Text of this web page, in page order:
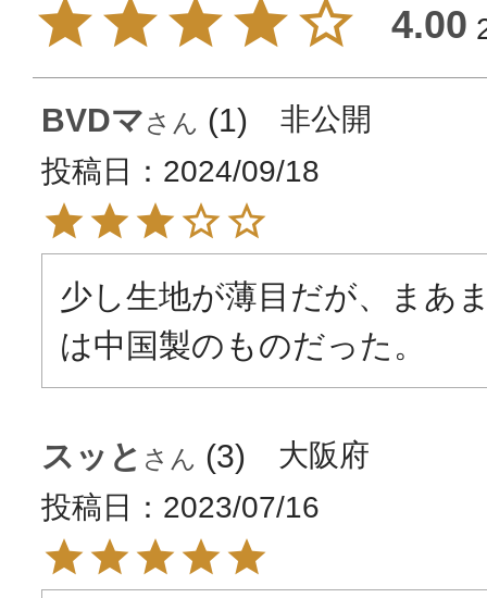
4.00
BVDマ 1
非公開
投稿日
2024/09/18
少し生地が薄目だが、まあ
は中国製のものだった。
スッと 3
大阪府
投稿日
2023/07/16